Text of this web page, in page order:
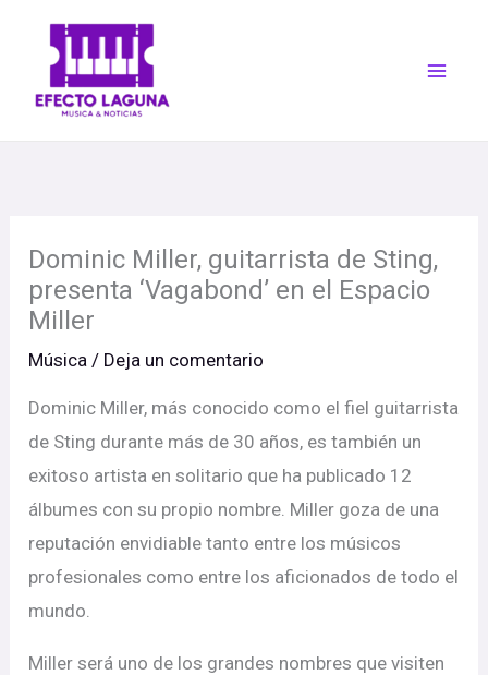
contenido
Dominic Miller, guitarrista de Sting,
presenta ‘Vagabond’ en el Espacio
Miller
Música / Deja un comentario
Dominic Miller, más conocido como el fiel guitarrista
de Sting durante más de 30 años, es también un
exitoso artista en solitario que ha publicado 12
álbumes con su propio nombre. Miller goza de una
reputación envidiable tanto entre los músicos
profesionales como entre los aficionados de todo el
mundo.
Miller será uno de los grandes nombres que visiten